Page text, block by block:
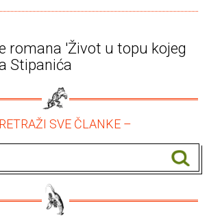
romana 'Život u topu kojeg
Stipanića
SVE ČLANKE –